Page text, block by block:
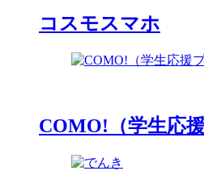
コスモスマホ
COMO!（学生応